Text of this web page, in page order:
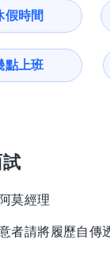
假時間
點上班
阿莫經理
者請將履歷自傳